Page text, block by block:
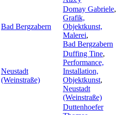
Bad Bergzabern
Domay Gabriele,
Grafik,
Objektkunst,
Malerei,
Bad Bergzabern
Neustadt
(Weinstraße)
Duffing Tine,
Performance,
Installation,
Objektkunst,
Neustadt
(Weinstraße)
Duttenhoefer